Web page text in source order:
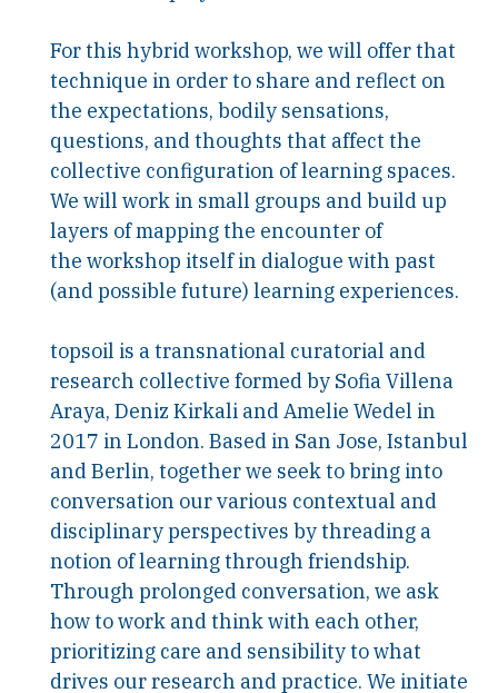
For this hybrid workshop, we will offer that
technique in order to share and reflect on
the expectations, bodily sensations,
questions, and thoughts that affect the
collective configuration of learning spaces.
We will work in small groups and build up
layers of mapping the encounter of
the workshop itself in dialogue with past
(and possible future) learning experiences.
topsoil is a transnational curatorial and
research collective formed by Sofia Villena
Araya, Deniz Kirkali and Amelie Wedel in
2017 in London. Based in San Jose, Istanbul
and Berlin, together we seek to bring into
conversation our various contextual and
disciplinary perspectives by threading a
notion of learning through friendship.
Through prolonged conversation, we ask
how to work and think with each other,
prioritizing care and sensibility to what
drives our research and practice. We initiate